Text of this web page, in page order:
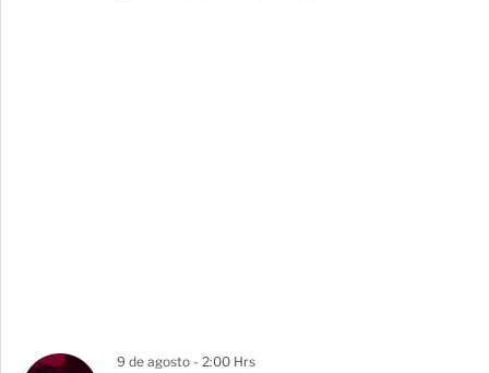
9 de agosto - 2:00 Hrs